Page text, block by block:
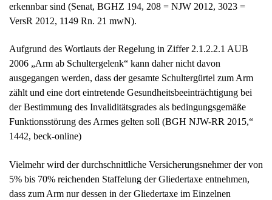
erkennbar sind (Senat, BGHZ 194, 208 = NJW 2012, 3023 =
VersR 2012, 1149 Rn. 21 mwN).
Aufgrund des Wortlauts der Regelung in Ziffer 2.1.2.2.1 AUB
2006 „Arm ab Schultergelenk“ kann daher nicht davon
ausgegangen werden, dass der gesamte Schultergürtel zum Arm
zählt und eine dort eintretende Gesundheitsbeeinträchtigung bei
der Bestimmung des Invaliditätsgrades als bedingungsgemäße
Funktionsstörung des Armes gelten soll (BGH NJW-RR 2015,“
1442, beck-online)
Vielmehr wird der durchschnittliche Versicherungsnehmer der von
5% bis 70% reichenden Staffelung der Gliedertaxe entnehmen,
dass zum Arm nur dessen in der Gliedertaxe im Einzelnen